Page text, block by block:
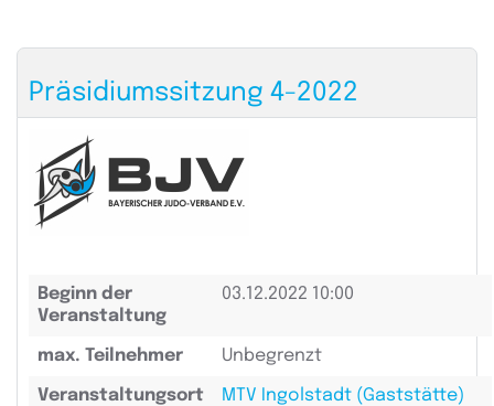
Präsidiumssitzung 4-2022
Beginn der
Veranstaltung
03.12.2022 10:00
max. Teilnehmer Unbegrenzt
Veranstaltungsort MTV Ingolstadt (Gaststätte)